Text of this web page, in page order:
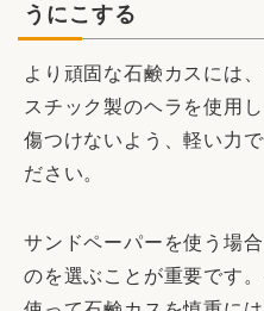
うにこする
より頑固な石鹸カスには
スチック製のヘラを使用
傷つけないよう、軽い力
ださい。
サンドペーパーを使う場
のを選ぶことが重要です